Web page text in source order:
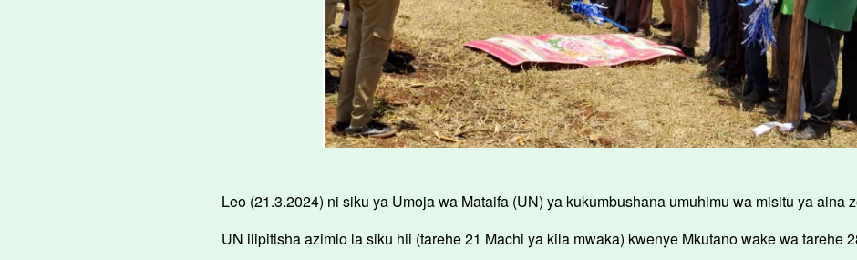
Leo (21.3.2024) ni siku ya Umoja wa Mataifa (UN) ya kukumbushana umuhimu wa misitu ya aina
UN ilipitisha azimio la siku hii (tarehe 21 Machi ya kila mwaka) kwenye Mkutano wake wa tarehe